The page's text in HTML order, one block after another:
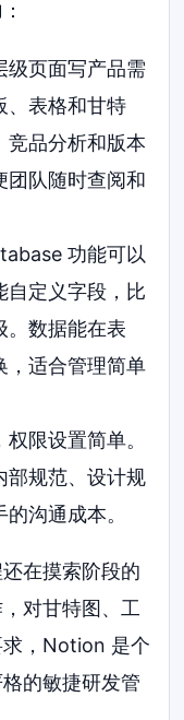
：
级页面写产品需
、表格和甘特
竞品分析和版本
团队随时查阅和
功能可以
自定义字段，比
。数据能在表
，适合管理简单
限设置简单。
部规范、设计规
沟通成本。
在摸索阶段的
对甘特图、工
求，Notion 是个
的敏捷研发管